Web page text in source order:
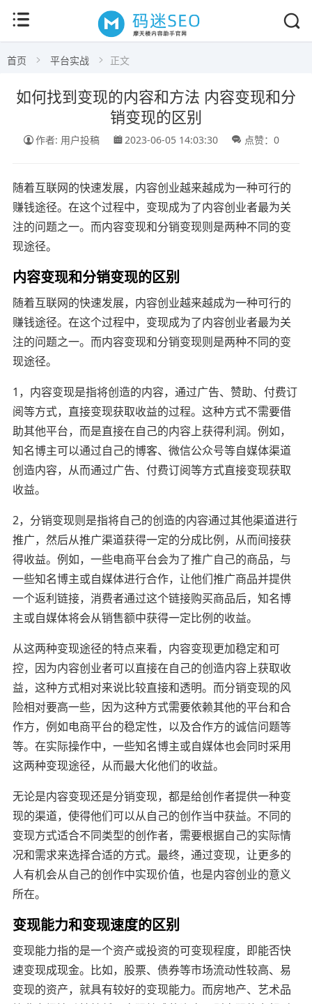
首页 平台实战 正文
如何找到变现的内容和方法 内容变现和分
销变现的区别
作者: 用户投稿 2023-06-05 14:03:30 点赞：0
随着互联网的快速发展，内容创业越来越成为一种可行的
赚钱途径。在这个过程中，变现成为了内容创业者最为关
注的问题之一。而内容变现和分销变现则是两种不同的变
现途径。
内容变现和分销变现的区别
随着互联网的快速发展，内容创业越来越成为一种可行的
赚钱途径。在这个过程中，变现成为了内容创业者最为关
注的问题之一。而内容变现和分销变现则是两种不同的变
现途径。
1，内容变现是指将创造的内容，通过广告、赞助、付费订
阅等方式，直接变现获取收益的过程。这种方式不需要借
助其他平台，而是直接在自己的内容上获得利润。例如，
知名博主可以通过自己的博客、微信公众号等自媒体渠道
创造内容，从而通过广告、付费订阅等方式直接变现获取
收益。
2，分销变现则是指将自己的创造的内容通过其他渠道进行
推广，然后从推广渠道获得一定的分成比例，从而间接获
得收益。例如，一些电商平台会为了推广自己的商品，与
一些知名博主或自媒体进行合作，让他们推广商品并提供
一个返利链接，消费者通过这个链接购买商品后，知名博
主或自媒体将会从销售额中获得一定比例的收益。
从这两种变现途径的特点来看，内容变现更加稳定和可
控，因为内容创业者可以直接在自己的创造内容上获取收
益，这种方式相对来说比较直接和透明。而分销变现的风
险相对要高一些，因为这种方式需要依赖其他的平台和合
作方，例如电商平台的稳定性，以及合作方的诚信问题等
等。在实际操作中，一些知名博主或自媒体也会同时采用
这两种变现途径，从而最大化他们的收益。
无论是内容变现还是分销变现，都是给创作者提供一种变
现的渠道，使得他们可以从自己的创作当中获益。不同的
变现方式适合不同类型的创作者，需要根据自己的实际情
况和需求来选择合适的方式。最终，通过变现，让更多的
人有机会从自己的创作中实现价值，也是内容创业的意义
所在。
变现能力和变现速度的区别
变现能力指的是一个资产或投资的可变现程度，即能否快
速变现成现金。比如，股票、债券等市场流动性较高、易
变现的资产，就具有较好的变现能力。而房地产、艺术品